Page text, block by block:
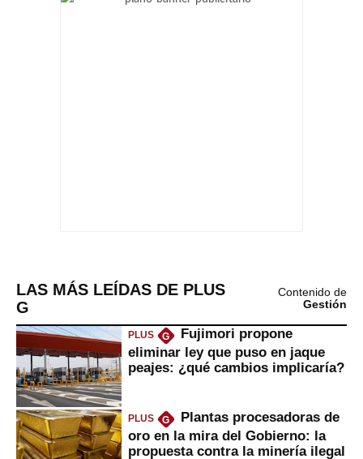
LAS MÁS LEÍDAS DE PLUS
G
Contenido de
Gestión
PLUS G
Fujimori propone
eliminar ley que puso en jaque
peajes: ¿qué cambios implicaría?
PLUS G
Plantas procesadoras de
oro en la mira del Gobierno: la
propuesta contra la minería ilegal